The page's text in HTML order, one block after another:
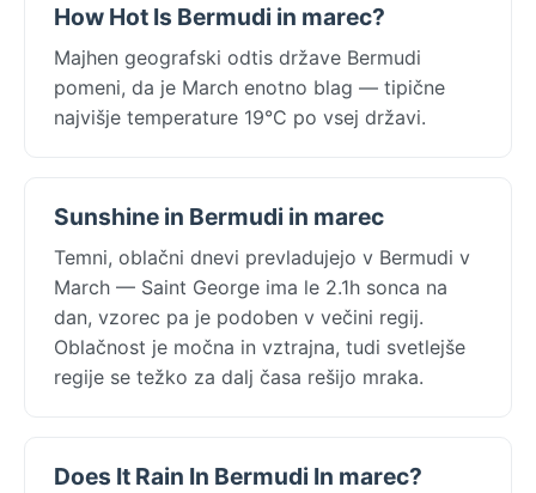
How Hot Is Bermudi in marec?
Majhen geografski odtis države Bermudi
pomeni, da je March enotno blag — tipične
najvišje temperature 19°C po vsej državi.
Sunshine in Bermudi in marec
Temni, oblačni dnevi prevladujejo v Bermudi v
March — Saint George ima le 2.1h sonca na
dan, vzorec pa je podoben v večini regij.
Oblačnost je močna in vztrajna, tudi svetlejše
regije se težko za dalj časa rešijo mraka.
Does It Rain In Bermudi In marec?